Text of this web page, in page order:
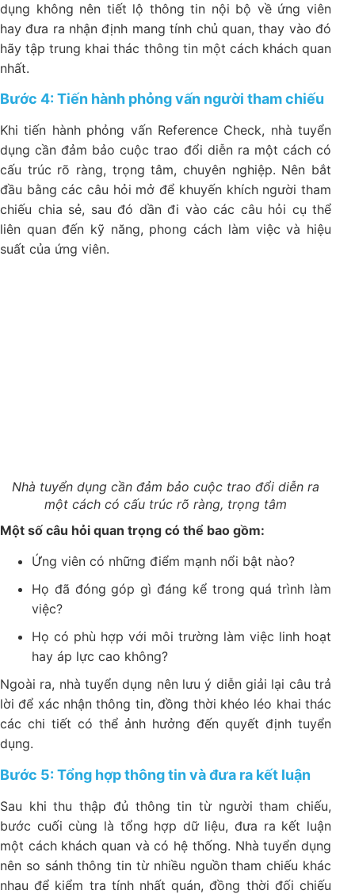
dụng không nên tiết lộ thông tin nội bộ về ứng viên
hay đưa ra nhận định mang tính chủ quan, thay vào đó
hãy tập trung khai thác thông tin một cách khách quan
nhất.
Bước 4: Tiến hành phỏng vấn người tham chiếu
Khi tiến hành phỏng vấn Reference Check, nhà tuyển
dụng cần đảm bảo cuộc trao đổi diễn ra một cách có
cấu trúc rõ ràng, trọng tâm, chuyên nghiệp. Nên bắt
đầu bằng các câu hỏi mở để khuyến khích người tham
chiếu chia sẻ, sau đó dần đi vào các câu hỏi cụ thể
liên quan đến kỹ năng, phong cách làm việc và hiệu
suất của ứng viên.
Nhà tuyển dụng cần đảm bảo cuộc trao đổi diễn ra
một cách có cấu trúc rõ ràng, trọng tâm
Một số câu hỏi quan trọng có thể bao gồm:
Ứng viên có những điểm mạnh nổi bật nào?
Họ đã đóng góp gì đáng kể trong quá trình làm
việc?
Họ có phù hợp với môi trường làm việc linh hoạt
hay áp lực cao không?
Ngoài ra, nhà tuyển dụng nên lưu ý diễn giải lại câu trả
lời để xác nhận thông tin, đồng thời khéo léo khai thác
các chi tiết có thể ảnh hưởng đến quyết định tuyển
dụng.
Bước 5: Tổng hợp thông tin và đưa ra kết luận
Sau khi thu thập đủ thông tin từ người tham chiếu,
bước cuối cùng là tổng hợp dữ liệu, đưa ra kết luận
một cách khách quan và có hệ thống. Nhà tuyển dụng
nên so sánh thông tin từ nhiều nguồn tham chiếu khác
nhau để kiểm tra tính nhất quán, đồng thời đối chiếu